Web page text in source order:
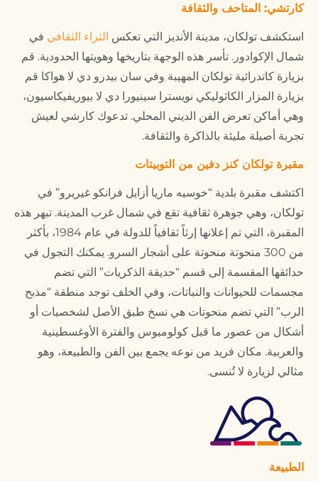
كارتشي: المتاحف والثقافة
استكشف تولكان، مدينة الأنديز التي تعكس الثراء الثقافي في
شمال الإكوادور. تأسر هذه الوجهة بتاريخها وهويتها الحدودية. قم
بزيارة كاتدرائية تولكان المهيبة وفي سان بيدرو دي لا هواكا قم
بزيارة المزار الكاثوليكي نويسترا سينيورا دي لا بيوريفيكاسيون،
وهي أماكن تعرض الفن الديني المحلي. تدعوك كارشي لعيش
تجربة أصيلة مليئة بالذاكرة والثقافة.
مقبرة تولكان كنز دفين من التوبيتات
اكتشف مقبرة بلدية “خوسيه ماريا أزايل فرانكو غيريرو” في
تولكان، وهي جوهرة ثقافية تقع في شمال غرب المدينة. تبهر هذه
المقبرة، التي تم إعلانها إرثاً ثقافياً للدولة في عام 1984، بأكثر
من 300 منحوتة منحوتة على أشجار السرو. يمكنك التجول في
حدائقها المقسمة إلى قسم “حديقة الذكريات” التي تضم
مجسمات للحيوانات والنباتات، وفي الخلف توجد منطقة “مذبح
الرب” التي تضم منحوتات هي نسخ طبق الأصل لشخصيات أو
أشكال من عصور ما قبل كولومبوس والفترة الأوغسطينية
والعربية. مكان فريد من نوعه يجمع بين الفن والطبيعة، وهو
مثالي لزيارة لا تُنسى.
الطبيعة